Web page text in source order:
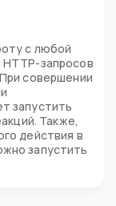
с любой
запросов
совершении
запустить
Также,
действия в
запустить